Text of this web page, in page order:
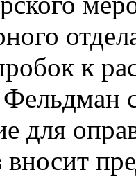
к
для